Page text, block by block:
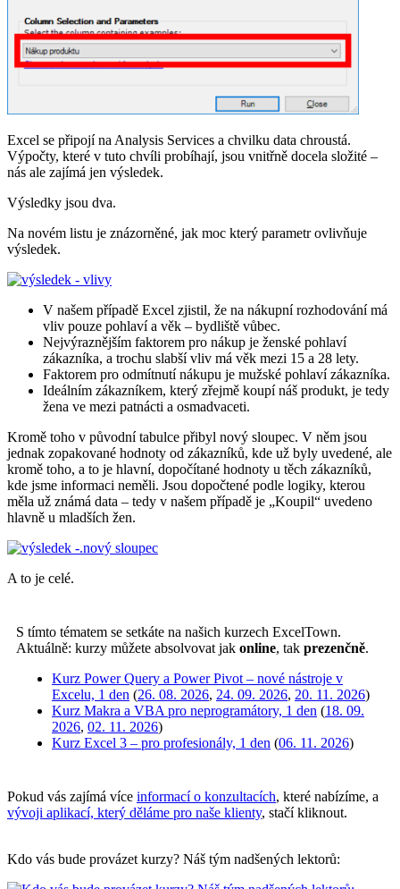
Excel se připojí na Analysis Services a chvilku data chroustá.
Výpočty, které v tuto chvíli probíhají, jsou vnitřně docela složité –
nás ale zajímá jen výsledek.
Výsledky jsou dva.
Na novém listu je znázorněné, jak moc který parametr ovlivňuje
výsledek.
V našem případě Excel zjistil, že na nákupní rozhodování má
vliv pouze pohlaví a věk – bydliště vůbec.
Nejvýraznějším faktorem pro nákup je ženské pohlaví
zákazníka, a trochu slabší vliv má věk mezi 15 a 28 lety.
Faktorem pro odmítnutí nákupu je mužské pohlaví zákazníka.
Ideálním zákazníkem, který zřejmě koupí náš produkt, je tedy
žena ve mezi patnácti a osmadvaceti.
Kromě toho v původní tabulce přibyl nový sloupec. V něm jsou
jednak zopakované hodnoty od zákazníků, kde už byly uvedené, ale
kromě toho, a to je hlavní, dopočítané hodnoty u těch zákazníků,
kde jsme informaci neměli. Jsou dopočtené podle logiky, kterou
měla už známá data – tedy v našem případě je „Koupil“ uvedeno
hlavně u mladších žen.
A to je celé.
S tímto tématem se setkáte na našich kurzech ExcelTown.
Aktuálně: kurzy můžete absolvovat jak online, tak prezenčně.
Kurz Power Query a Power Pivot – nové nástroje v
Excelu, 1 den (26. 08. 2026, 24. 09. 2026, 20. 11. 2026)
Kurz Makra a VBA pro neprogramátory, 1 den (18. 09.
2026, 02. 11. 2026)
Kurz Excel 3 – pro profesionály, 1 den (06. 11. 2026)
Pokud vás zajímá více informací o konzultacích, které nabízíme, a
vývoji aplikací, který děláme pro naše klienty, stačí kliknout.
Kdo vás bude provázet kurzy? Náš tým nadšených lektorů: